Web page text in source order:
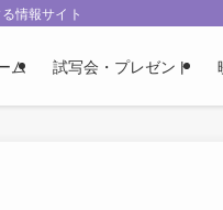
情報サイト
ム 試写会・プレゼント